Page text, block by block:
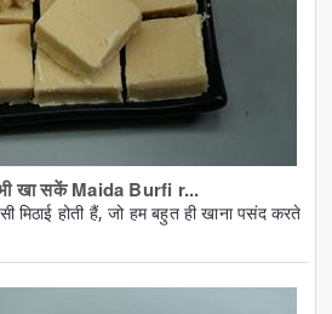
में भी खा सकें Maida Burfi r...
मिठाई होती हैं, जो हम बहुत ही खाना पसंद करते